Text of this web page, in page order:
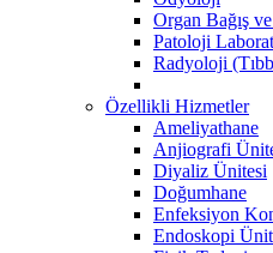
Organ Bağış
Patoloji
Radyoloji
Özellikli Hizmetler
Ameliyathane
Anjiografi
Diyaliz Ünitesi
Doğumhane
Enfeksiyon
Endoskopi